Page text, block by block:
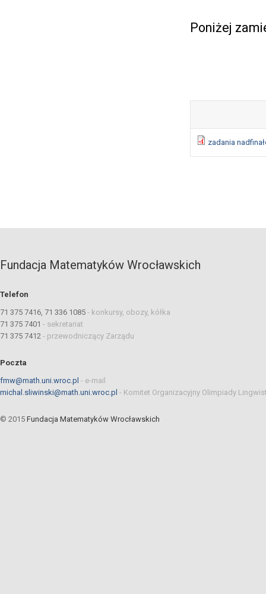
Poniżej
zadania
Fundacja Matematyków Wrocławskich
Telefon
71 375 7416, 71 336 1085 - konkursy, obozy, kółka
71 375 7401 - sekretariat
71 375 7412 - przewodniczący Zarządu
Poczta
fmw@math.uni.wroc.pl - e-mail
michal.sliwinski@math.uni.wroc.pl - Komitet Organizacyjny Olimpiady
© 2015 Fundacja Matematyków Wrocławskich